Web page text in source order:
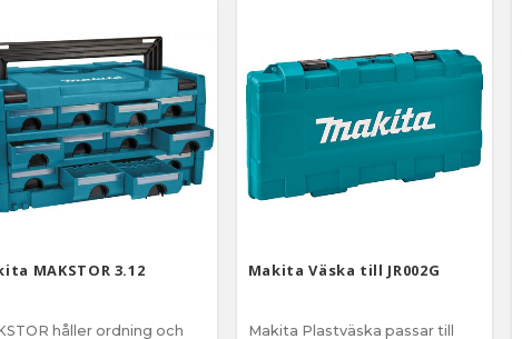
MAKSTOR 3.12
håller ordning och
Makita Väska till JR002G
Makita Plastväska passar till